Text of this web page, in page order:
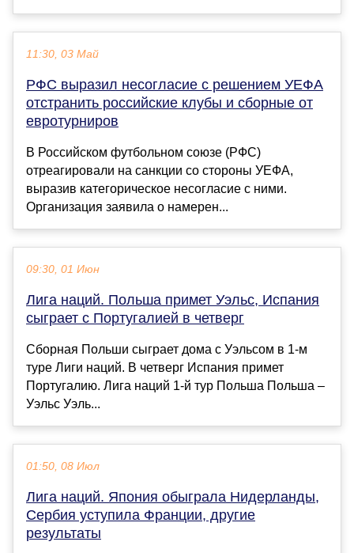
11:30, 03 Май
РФС выразил несогласие с решением УЕФА
отстранить российские клубы и сборные от
евротурниров
В Российском футбольном союзе (РФС)
отреагировали на санкции со стороны УЕФА,
выразив категорическое несогласие с ними.
Организация заявила о намерен...
09:30, 01 Июн
Лига наций. Польша примет Уэльс, Испания
сыграет с Португалией в четверг
Сборная Польши сыграет дома с Уэльсом в 1-м
туре Лиги наций. В четверг Испания примет
Португалию. Лига наций 1-й тур Польша Польша –
Уэльс Уэль...
01:50, 08 Июл
Лига наций. Япония обыграла Нидерланды,
Сербия уступила Франции, другие
результаты